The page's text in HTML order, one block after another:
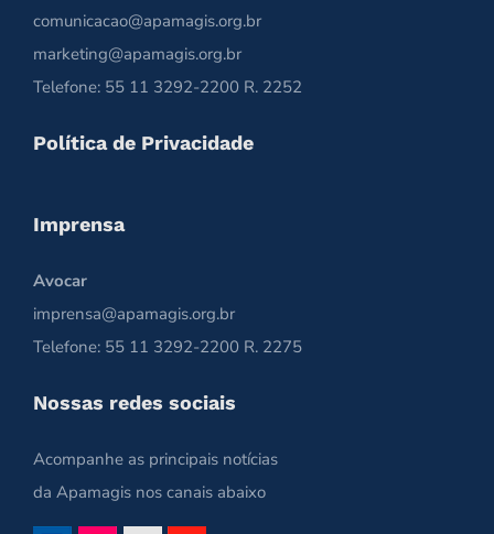
comunicacao@apamagis.org.br
marketing@apamagis.org.br
Telefone: 55 11 3292-2200 R. 2252
Política de Privacidade
Imprensa
Avocar
imprensa@apamagis.org.br
Telefone: 55 11 3292-2200 R. 2275
Nossas redes sociais
Acompanhe as principais notícias
da Apamagis nos canais abaixo